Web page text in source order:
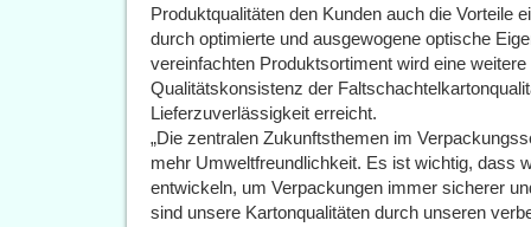
Produktqualitäten den Kunden auch die Vorteile
durch optimierte und ausgewogene optische
vereinfachten Produktsortiment wird eine
Qualitätskonsistenz der
Lieferzuverlässigkeit erreicht.
„Die zentralen Zukunftsthemen im
mehr Umweltfreundlichkeit. Es ist wichtig, dass
entwickeln, um Verpackungen immer sicherer
sind unsere Kartonqualitäten durch unseren